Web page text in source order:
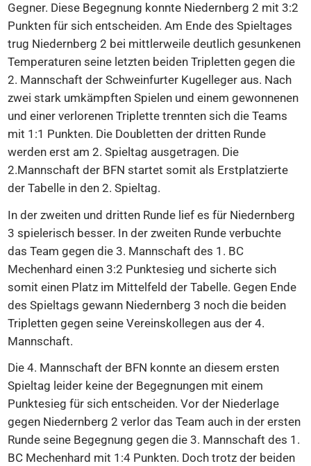
Gegner. Diese Begegnung konnte Niedernberg 2 mit 3:2
Punkten für sich entscheiden. Am Ende des Spieltages
trug Niedernberg 2 bei mittlerweile deutlich gesunkenen
Temperaturen seine letzten beiden Tripletten gegen die
2. Mannschaft der Schweinfurter Kugelleger aus. Nach
zwei stark umkämpften Spielen und einem gewonnenen
und einer verlorenen Triplette trennten sich die Teams
mit 1:1 Punkten. Die Doubletten der dritten Runde
werden erst am 2. Spieltag ausgetragen. Die
2.Mannschaft der BFN startet somit als Erstplatzierte
der Tabelle in den 2. Spieltag.
In der zweiten und dritten Runde lief es für Niedernberg
3 spielerisch besser. In der zweiten Runde verbuchte
das Team gegen die 3. Mannschaft des 1. BC
Mechenhard einen 3:2 Punktesieg und sicherte sich
somit einen Platz im Mittelfeld der Tabelle. Gegen Ende
des Spieltags gewann Niedernberg 3 noch die beiden
Tripletten gegen seine Vereinskollegen aus der 4.
Mannschaft.
Die 4. Mannschaft der BFN konnte an diesem ersten
Spieltag leider keine der Begegnungen mit einem
Punktesieg für sich entscheiden. Vor der Niederlage
gegen Niedernberg 2 verlor das Team auch in der ersten
Runde seine Begegnung gegen die 3. Mannschaft des 1.
BC Mechenhard mit 1:4 Punkten. Doch trotz der beiden